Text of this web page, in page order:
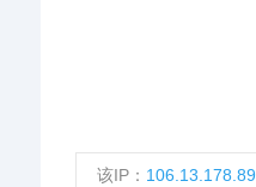
该IP： 106.13.178.89